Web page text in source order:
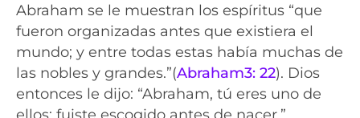
Abraham se le muestran los espíritus “que
fueron organizadas antes que existiera el
mundo; y entre todas estas había muchas de
las nobles y grandes.”(Abraham3: 22). Dios
entonces le dijo: “Abraham, tú eres uno de
ellos; fuiste escogido antes de nacer.”